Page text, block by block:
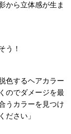
から立体感が生ま
う！
色するヘアカラー
のでダメージを最
うカラーを見つけ
ださい」